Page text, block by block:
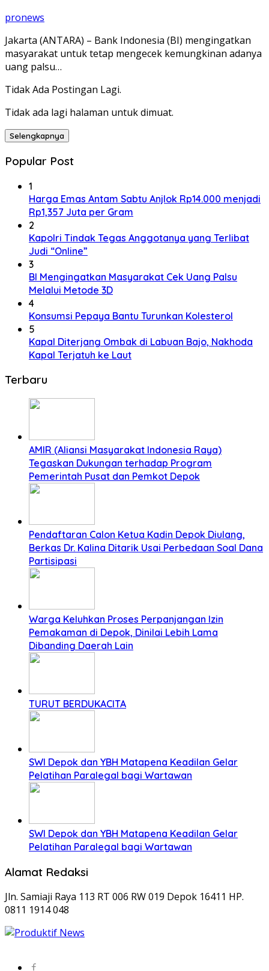
pronews
Jakarta (ANTARA) – Bank Indonesia (BI) mengingatkan
masyarakat untuk tetap mengecek kemungkinan adanya
uang palsu…
Tidak Ada Postingan Lagi.
Tidak ada lagi halaman untuk dimuat.
Selengkapnya
Popular Post
1
Harga Emas Antam Sabtu Anjlok Rp14.000 menjadi
Rp1,357 Juta per Gram
2
Kapolri Tindak Tegas Anggotanya yang Terlibat
Judi “Online”
3
BI Mengingatkan Masyarakat Cek Uang Palsu
Melalui Metode 3D
4
Konsumsi Pepaya Bantu Turunkan Kolesterol
5
Kapal Diterjang Ombak di Labuan Bajo, Nakhoda
Kapal Terjatuh ke Laut
Terbaru
AMIR (Aliansi Masyarakat Indonesia Raya)
Tegaskan Dukungan terhadap Program
Pemerintah Pusat dan Pemkot Depok
Pendaftaran Calon Ketua Kadin Depok Diulang,
Berkas Dr. Kalina Ditarik Usai Perbedaan Soal Dana
Partisipasi
Warga Keluhkan Proses Perpanjangan Izin
Pemakaman di Depok, Dinilai Lebih Lama
Dibanding Daerah Lain
TURUT BERDUKACITA
SWI Depok dan YBH Matapena Keadilan Gelar
Pelatihan Paralegal bagi Wartawan
SWI Depok dan YBH Matapena Keadilan Gelar
Pelatihan Paralegal bagi Wartawan
Alamat Redaksi
Jln. Samiaji Raya 113 RT 006 RW 019 Depok 16411 HP.
0811 1914 048